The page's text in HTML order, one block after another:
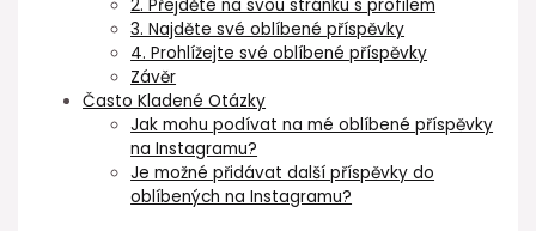
2. Přejděte na svou stránku s profilem
3. Najděte své oblíbené příspěvky
4. Prohlížejte své oblíbené příspěvky
Závěr
Často Kladené Otázky
Jak mohu podívat na mé oblíbené příspěvky
na Instagramu?
Je možné přidávat další příspěvky do
oblíbených na Instagramu?